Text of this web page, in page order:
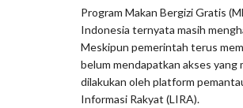
Program Makan Bergizi Gratis
Indonesia ternyata masih
Meskipun pemerintah terus
belum mendapatkan akses
dilakukan oleh platform
Informasi Rakyat (LIRA).